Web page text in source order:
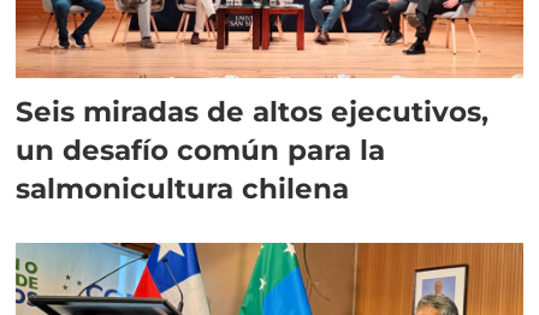
Seis miradas de altos ejecutivos,
un desafío común para la
salmonicultura chilena